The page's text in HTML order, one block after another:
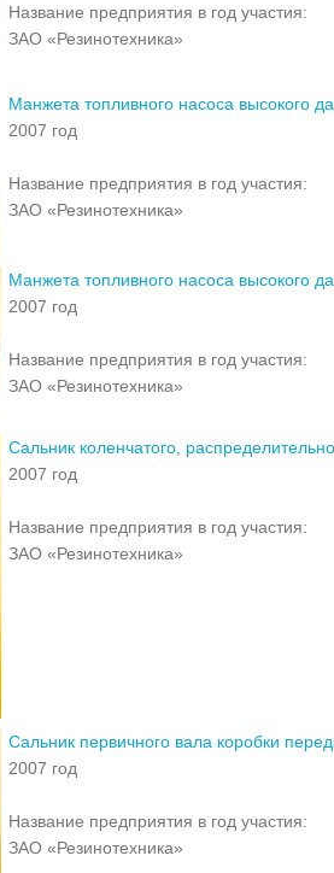
Название предприятия в год участия:
ЗАО «Резинотехника»
Манжета топливного насоса высокого
2007 год
Название предприятия в год участия:
ЗАО «Резинотехника»
Манжета топливного насоса высокого
2007 год
Название предприятия в год участия:
ЗАО «Резинотехника»
Сальник коленчатого,
2007 год
Название предприятия в год участия:
ЗАО «Резинотехника»
Сальник первичного вала коробки
2007 год
Название предприятия в год участия:
ЗАО «Резинотехника»